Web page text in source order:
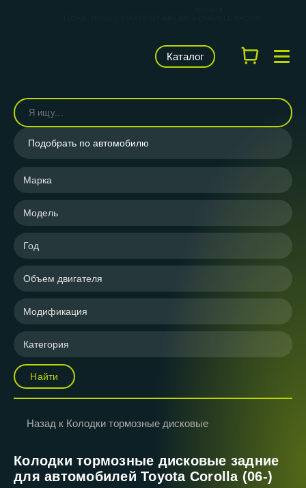
Каталог
Подобрать по автомобилю
Марка
Модель
Год
Объем двигателя
Модификация
Категория
Найти
Назад к Колодки тормозные дисковые
Колодки тормозные дисковые задние
для автомобилей Toyota Corolla (06-)